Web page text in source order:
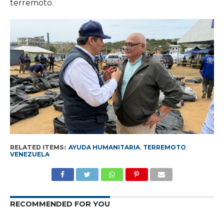
terremoto.
RELATED ITEMS: AYUDA HUMANITARIA, TERREMOTO
VENEZUELA
RECOMMENDED FOR YOU